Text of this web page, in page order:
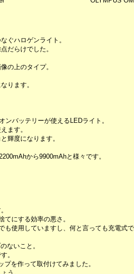
ぐハロゲンライト。
だらけでした。
の上のタイプ。
ります。
バッテリーが使えるLEDライト。
ます。
輝度になります。
から9900mAhと様々です。
にする効率の悪さ。
使用していますし、何と言っても充電式
ないこと。
。
を作って取付けてみました。